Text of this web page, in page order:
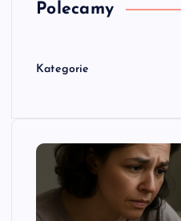
Polecamy
Kategorie